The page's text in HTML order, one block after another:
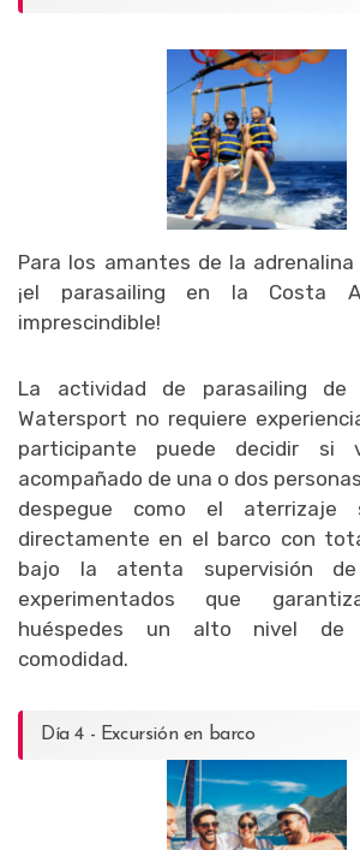
Para los amantes de la
¡el parasailing en la Costa
imprescindible!
La actividad de parasailing de
Watersport no requiere
participante puede decidir si
acompañado de una o dos
despegue como el aterrizaje
directamente en el barco con
bajo la atenta supervisión de
experimentados que
huéspedes un alto nivel de
comodidad.
Día 4 - Excursión en barco